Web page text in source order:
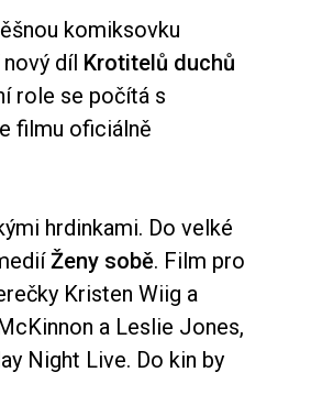
komiksovku
díl Krotitelů duchů
role se počítá s
filmu oficiálně
hrdinkami. Do velké
Ženy sobě. Film pro
Kristen Wiig a
a Leslie Jones,
Night Live. Do kin by